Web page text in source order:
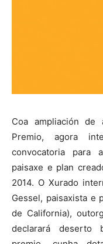
Coa ampliación
Premio, agora
convocatoria para
paisaxe e plan
2014. O Xurado
Gessel, paisaxista e
de California),
declarará deserto